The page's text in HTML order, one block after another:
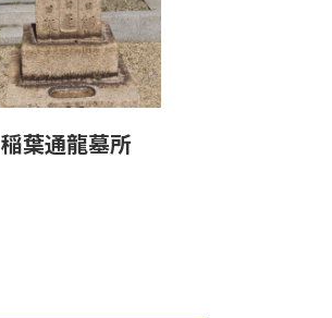
稲葉通龍墓所